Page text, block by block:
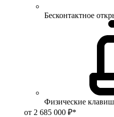
Бесконтактное
Физические
от 2 685 000 ₽*